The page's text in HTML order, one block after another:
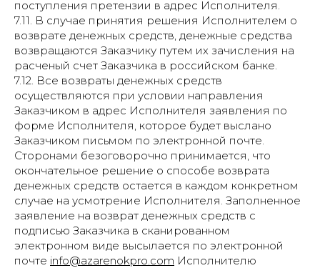
поступления претензии в адрес Исполнителя.
7.11. В случае принятия решения Исполнителем о
возврате денежных средств, денежные средства
возвращаются Заказчику путем их зачисления на
расченый счет Заказчика в российском банке.
7.12. Все возвраты денежных средств
осуществляются при условии направления
Заказчиком в адрес Исполнителя заявления по
форме Исполнителя, которое будет выслано
Заказчиком письмом по электронной почте.
Сторонами безоговорочно принимается, что
окончательное решение о способе возврата
денежных средств остается в каждом конкретном
случае на усмотрение Исполнителя. Заполненное
заявление на возврат денежных средств с
подписью Заказчика в сканированном
электронном виде высылается по электронной
почте info@azarenokpro.com Исполнителю